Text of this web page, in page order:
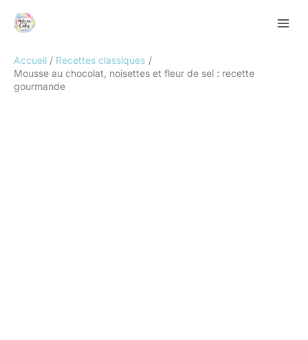
Accueil
Recettes classiques
Mousse au chocolat, noisettes et fleur de sel : recette
gourmande